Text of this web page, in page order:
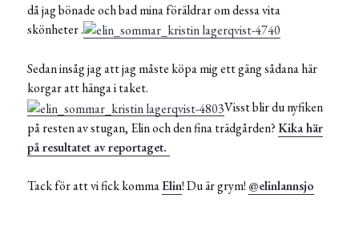
då jag bönade och bad mina föräldrar om dessa vita
skönheter .
Sedan insåg jag att jag måste köpa mig ett gäng sådana här
korgar att hänga i taket.
Visst blir du nyfiken
på resten av stugan, Elin och den fina trädgården?Kika här
på resultatet av reportaget.
Tack för att vi fick kommaElin! Du är grym! @elinlannsjo